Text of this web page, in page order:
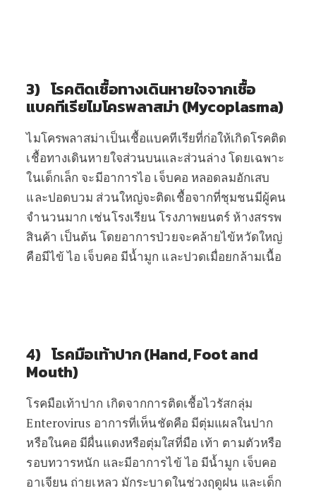
3) โรคติดเชื้อทางเดินหายใจจากเชื้อ
แบคทีเรียไมโครพลาสม่า (Mycoplasma)
ไมโครพลาสม่าเป็นเชื้อแบคทีเรียที่ก่อให้เกิดโรคติด
เชื้อทางเดินหายใจส่วนบนและส่วนล่าง โดยเฉพาะ
ในเด็กเล็ก จะมีอาการไอ เจ็บคอ หลอดลมอักเสบ
และปอดบวม ส่วนใหญ่จะติดเชื้อจากที่ชุมชนมีผู้คน
จำนวนมาก เช่นโรงเรียน โรงภาพยนตร์ ห้างสรรพ
สินค้า เป็นต้น โดยอาการป่วยจะคล้ายไข้หวัดใหญ่
คือมีไข้ ไอ เจ็บคอ มีน้ำมูก และปวดเมื่อยกล้ามเนื้อ
4) โรคมือเท้าปาก (Hand, Foot and
Mouth)
โรคมือเท้าปาก เกิดจากการติดเชื้อไวรัสกลุ่ม
Enterovirus อาการที่เห็นชัดคือ มีตุ่มแผลในปาก
หรือในคอ มีผื่นแดงหรือตุ่มใสที่มือ เท้า ตามตัวหรือ
รอบทวารหนัก และมีอาการไข้ ไอ มีน้ำมูก เจ็บคอ
อาเจียน ถ่ายเหลว มักระบาดในช่วงฤดูฝน และเด็ก